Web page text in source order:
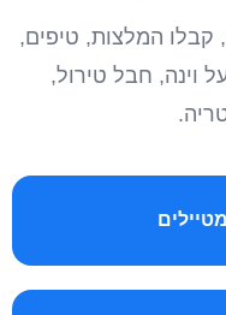
קבלו המלצות, טיפים,
וינה, חבל טירול,